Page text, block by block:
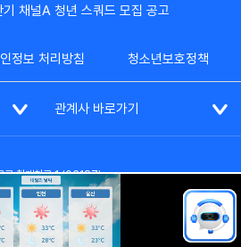
채널A 청년 스쿼드 모집 공고
정보 처리방침 청소년보호정책
관계사 바로가기
구 청계천로 1 (03187)
업자등록번호: 101-86-62787
자상담실: (02)2020-3100
-0195호
A ALL RIGHTS RESERVED.